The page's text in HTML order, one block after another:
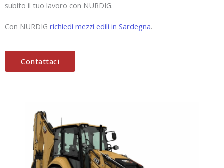
subito il tuo lavoro con NURDIG.
Con NURDIG richiedi mezzi edili in Sardegna.
Contattaci